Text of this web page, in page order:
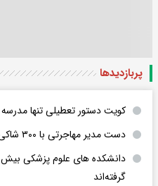
پربازدید‌ها
کویت دستور تعطیلی تنها مدرسه
دست مدیر مهاجرتی با ۳۰۰ شاکی رو شد
دانشکده های علوم پزشکی بیش
گرفته‌اند